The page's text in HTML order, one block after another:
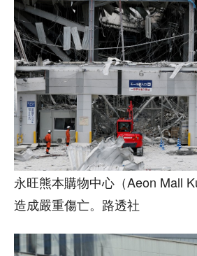
永旺熊本購物中心（Aeon Mall
造成嚴重傷亡。路透社